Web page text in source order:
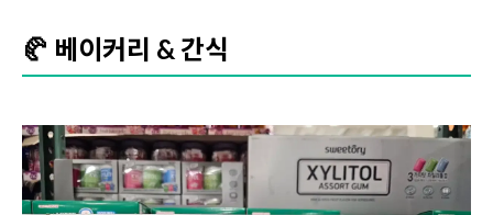
🥐 베이커리 & 간식